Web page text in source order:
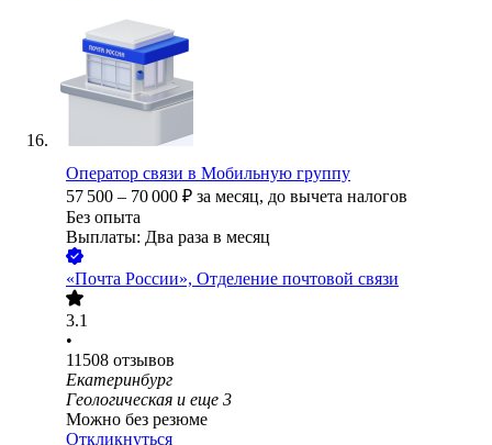
Оператор связи в Мобильную группу
57 500 – 70 000 ₽ за месяц, до вычета налогов
Без опыта
Выплаты: Два раза в месяц
«Почта России», Отделение почтовой связи
3.1
•
11508 отзывов
Екатеринбург
Геологическая и еще 3
Можно без резюме
Откликнуться